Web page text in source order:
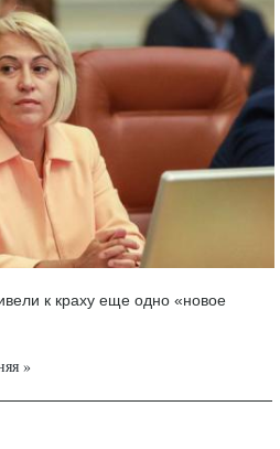
к краху еще одно «новое
»